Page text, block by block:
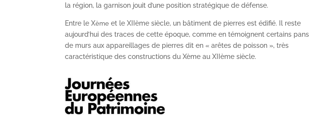
la région, la garnison jouit d’une position stratégique de défense.
Entre le Xème et le XIIème siècle, un bâtiment de pierres est édifié. Il reste
aujourd’hui des traces de cette époque, comme en témoignent certains pans
de murs aux appareillages de pierres dit en « arêtes de poisson », très
caractéristique des constructions du Xème au XIIème siècle.